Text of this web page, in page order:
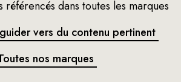
référencés dans toutes les marques
vers du contenu pertinent
nos marques